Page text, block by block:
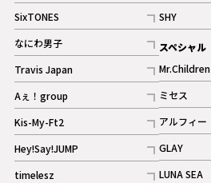
記事
ギャラリー
SixTONES
記事
ギャラリー
なにわ男子
記事
Travis Japan
記事
Aぇ！group
記事
Kis-My-Ft2
記事
ギャラリー
Hey!Say!JUMP
記事
timelesz
記事
SHY
記事
スペシャル
Mr.Children
記事
ミセス
記事
アルフィー
記事
GLAY
記事
LUNA SEA